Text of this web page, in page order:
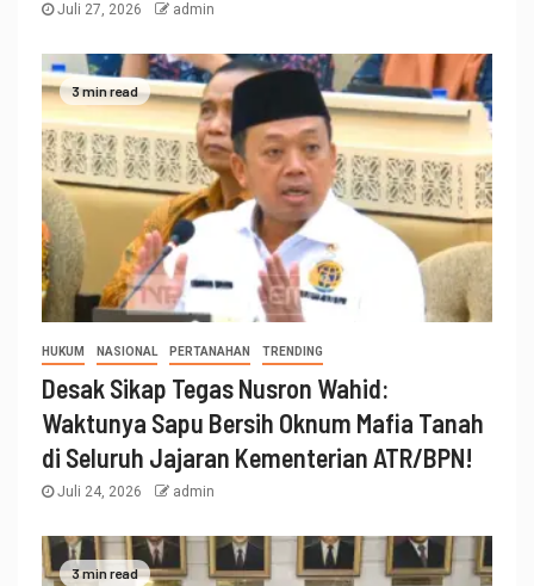
Juli 27, 2026 admin
3 min read
HUKUM NASIONAL PERTANAHAN TRENDING
Desak Sikap Tegas Nusron Wahid:
Waktunya Sapu Bersih Oknum Mafia Tanah
di Seluruh Jajaran Kementerian ATR/BPN!
Juli 24, 2026 admin
3 min read